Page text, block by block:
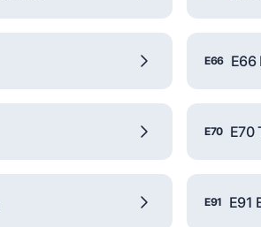
E66
E70 E70
E91 E91